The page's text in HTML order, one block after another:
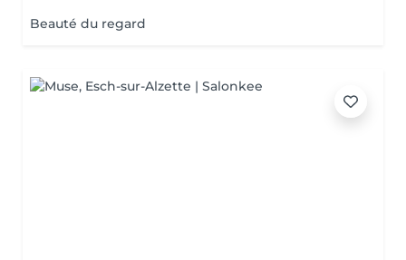
Beauté du regard